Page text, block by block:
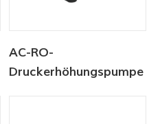
AC-RO-
Druckerhöhungspumpe